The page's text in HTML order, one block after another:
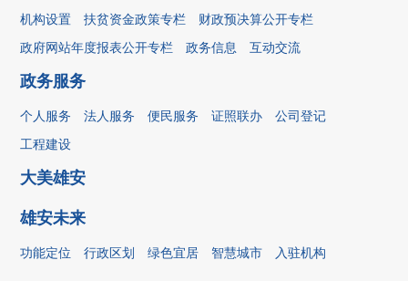
机构设置 扶贫资金政策专栏
财政预决算公开专栏
政府网站年度报表公开专栏
政务信息 互动交流
政务服务
个人服务 法人服务 便民服务 证照联办
公司登记
工程建设
大美雄安
雄安未来
功能定位 行政区划 绿色宜居 智慧城市 入驻机构